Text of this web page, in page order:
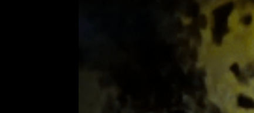
Tamanho do aquário:
Acima de 1000 litros
Expectativa de vida: